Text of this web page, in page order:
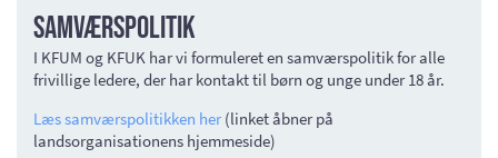
Samværspolitik
I KFUM og KFUK har vi formuleret en samværspolitik for alle
frivillige ledere, der har kontakt til børn og unge under 18 år.
Læs samværspolitikken her (linket åbner på
landsorganisationens hjemmeside)